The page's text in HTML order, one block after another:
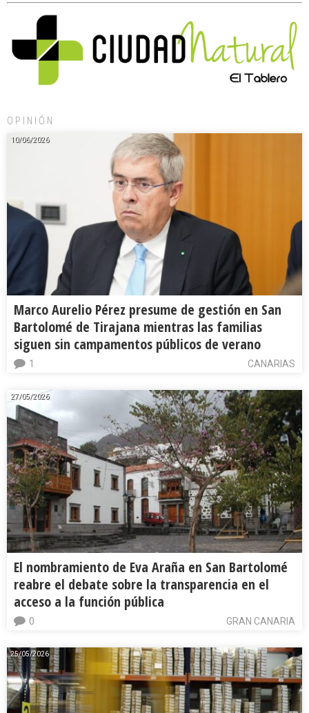
OPINIÓN
10/06/2026
Marco Aurelio Pérez presume de gestión en San
Bartolomé de Tirajana mientras las familias
siguen sin campamentos públicos de verano
CANARIAS
1
27/05/2026
El nombramiento de Eva Araña en San Bartolomé
reabre el debate sobre la transparencia en el
acceso a la función pública
GRAN CANARIA
0
25/05/2026